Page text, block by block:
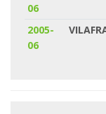
06
2005-
06